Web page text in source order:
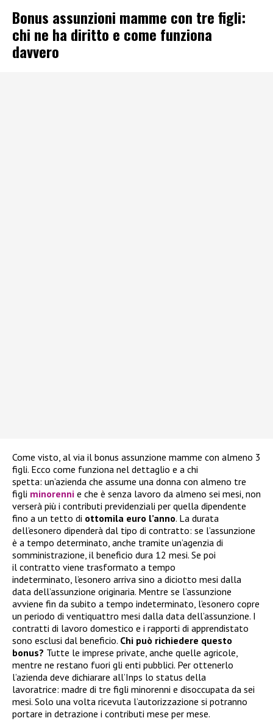
Bonus assunzioni mamme con tre figli:
chi ne ha diritto e come funziona
davvero
Come visto, al via il bonus assunzione mamme con almeno 3
figli. Ecco come funziona nel dettaglio e a chi
spetta: un’azienda che assume una donna con almeno tre
figli minorenni e che è senza lavoro da almeno sei mesi, non
verserà più i contributi previdenziali per quella dipendente
fino a un tetto di ottomila euro l’anno. La durata
dell’esonero dipenderà dal tipo di contratto: se l’assunzione
è a tempo determinato, anche tramite un’agenzia di
somministrazione, il beneficio dura 12 mesi. Se poi
il contratto viene trasformato a tempo
indeterminato, l’esonero arriva sino a diciotto mesi dalla
data dell’assunzione originaria. Mentre se l’assunzione
avviene fin da subito a tempo indeterminato, l’esonero copre
un periodo di ventiquattro mesi dalla data dell’assunzione. I
contratti di lavoro domestico e i rapporti di apprendistato
sono esclusi dal beneficio. Chi può richiedere questo
bonus? Tutte le imprese private, anche quelle agricole,
mentre ne restano fuori gli enti pubblici. Per ottenerlo
l’azienda deve dichiarare all’Inps lo status della
lavoratrice: madre di tre figli minorenni e disoccupata da sei
mesi. Solo una volta ricevuta l’autorizzazione si potranno
portare in detrazione i contributi mese per mese.